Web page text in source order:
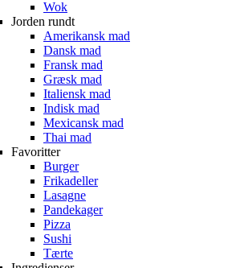
Wok
Jorden rundt
Amerikansk mad
Dansk mad
Fransk mad
Græsk mad
Italiensk mad
Indisk mad
Mexicansk mad
Thai mad
Favoritter
Burger
Frikadeller
Lasagne
Pandekager
Pizza
Sushi
Tærte